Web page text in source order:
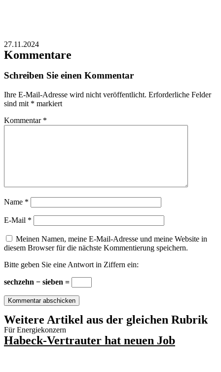
27.11.2024
Kommentare
Schreiben Sie einen Kommentar
Ihre E-Mail-Adresse wird nicht veröffentlicht. Erforderliche Felder
sind mit * markiert
Kommentar *
Name *
E-Mail *
Meinen Namen, meine E-Mail-Adresse und meine Website in
diesem Browser für die nächste Kommentierung speichern.
Bitte geben Sie eine Antwort in Ziffern ein:
sechzehn − sieben =
Weitere Artikel aus der gleichen Rubrik
Für Energiekonzern
Habeck-Vertrauter hat neuen Job